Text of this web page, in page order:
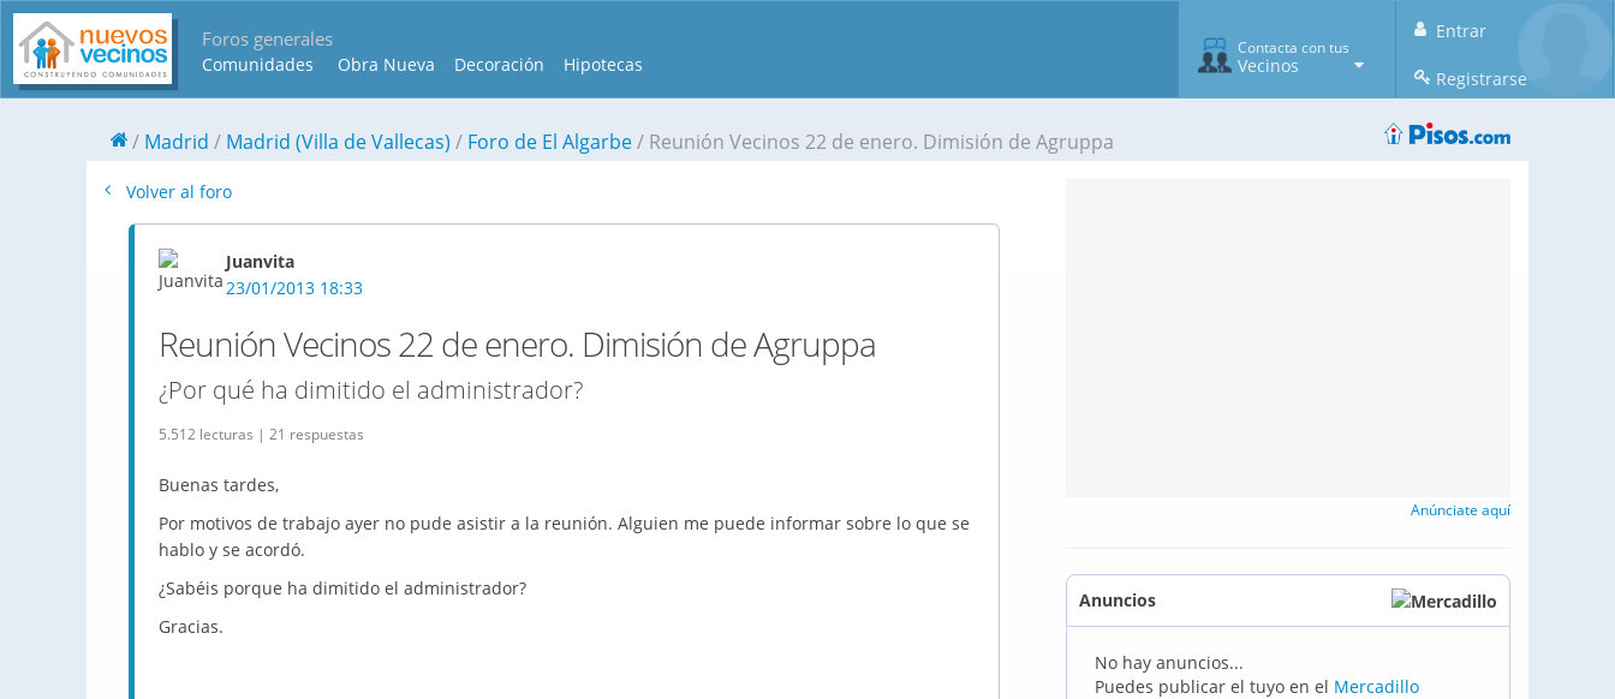
Foros generales
Comunidades Obra Nueva Decoración Hipotecas
Entrar
Registrarse
Contacta con tus
Vecinos
Madrid Madrid (Villa de Vallecas) Foro de El Algarbe Reunión Vecinos 22 de enero. Dimisión de Agruppa
Volver al foro
Juanvita
23/01/2013 18:33
Reunión Vecinos 22 de enero. Dimisión de Agruppa
¿Por qué ha dimitido el administrador?
5.512 lecturas | 21 respuestas
Buenas tardes,
Por motivos de trabajo ayer no pude asistir a la reunión. Alguien me puede informar sobre lo que se
hablo y se acordó.
¿Sabéis porque ha dimitido el administrador?
Gracias.
Anúnciate aquí
Anuncios
No hay anuncios...
Puedes publicar el tuyo en el Mercadillo